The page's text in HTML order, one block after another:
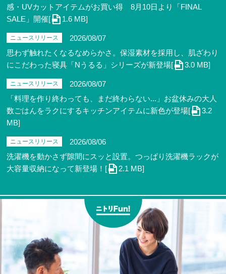
感・UVカットアイテムがお買い得 8月10日より「FINAL
SALE」開催[
1.6 MB]
ニュースリリース
2026/08/07
思わず触れたくなるなめらかさ。保湿素材を採用し、肌ざわり
にこだわった寝具「Nうるる」シリーズが新登場[
3.0 MB]
ニュースリリース
2026/08/07
「料理を作り終わっても、まだ終わらない...」お盆休みの大人
数ごはんをラクにするキッチンアイテムに新色が登場[
3.2
MB]
ニュースリリース
2026/08/06
洗濯機を動かさず隙間にスッと設置。つっぱり洗濯機ラックが
大容量収納になって新登場！[
2.1 MB]